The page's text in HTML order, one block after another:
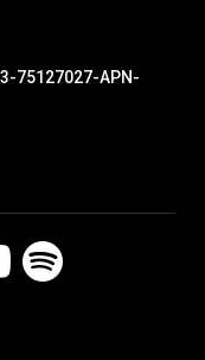
75127027-APN-